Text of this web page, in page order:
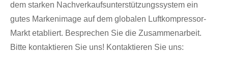
dem starken Nachverkaufsunterstützungssystem ein
gutes Markenimage auf dem globalen Luftkompressor-
Markt etabliert. Besprechen Sie die Zusammenarbeit.
Bitte kontaktieren Sie uns! Kontaktieren Sie uns: